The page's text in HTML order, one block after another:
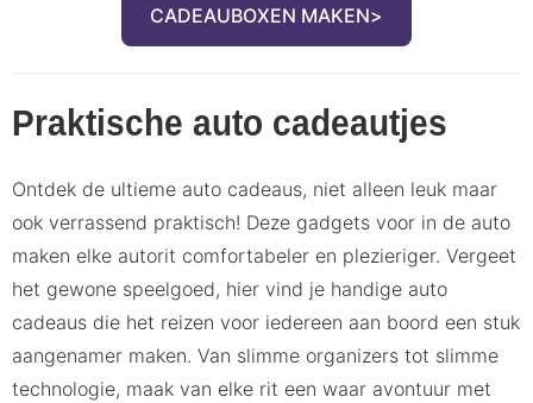
CADEAUBOXEN MAKEN
Praktische auto cadeautjes
Ontdek de ultieme auto cadeaus, niet alleen leuk maar
ook verrassend praktisch! Deze gadgets voor in de auto
maken elke autorit comfortabeler en plezieriger. Vergeet
het gewone speelgoed, hier vind je handige auto
cadeaus die het reizen voor iedereen aan boord een stuk
aangenamer maken. Van slimme organizers tot slimme
technologie, maak van elke rit een waar avontuur met